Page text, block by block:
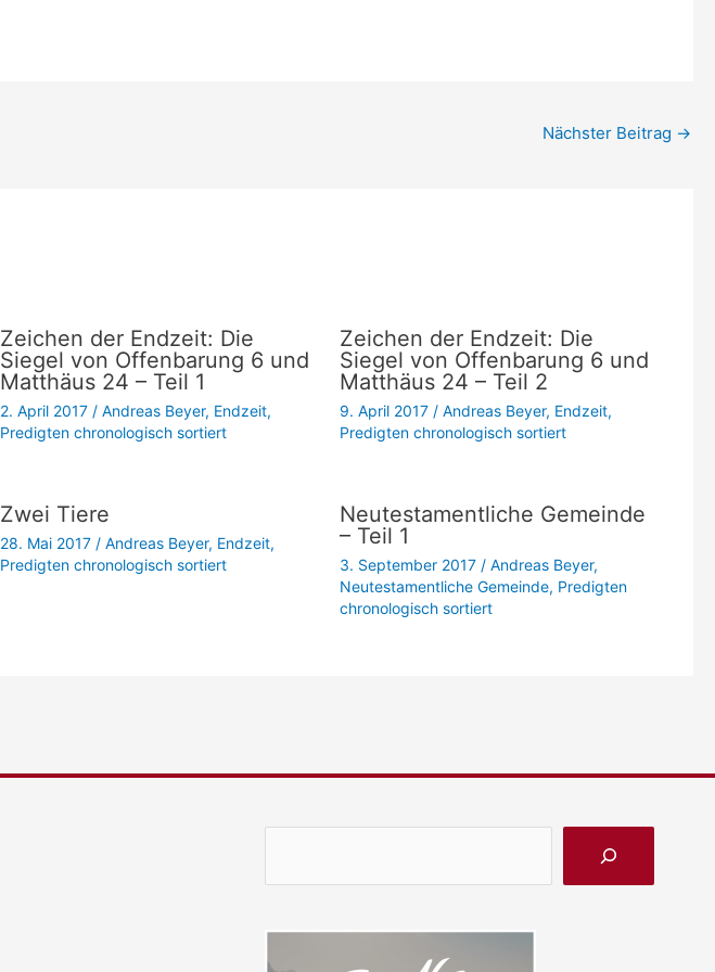
Nächster Beitrag →
Zeichen der Endzeit: Die
Siegel von Offenbarung 6 und
Matthäus 24 – Teil 1
2. April 2017 / Andreas Beyer, Endzeit,
Predigten chronologisch sortiert
Zeichen der Endzeit: Die
Siegel von Offenbarung 6 und
Matthäus 24 – Teil 2
9. April 2017 / Andreas Beyer, Endzeit,
Predigten chronologisch sortiert
Zwei Tiere
28. Mai 2017 / Andreas Beyer, Endzeit,
Predigten chronologisch sortiert
Neutestamentliche Gemeinde
– Teil 1
3. September 2017 / Andreas Beyer,
Neutestamentliche Gemeinde, Predigten
chronologisch sortiert